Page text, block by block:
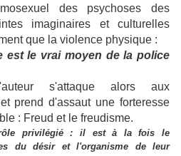
des psychoses des
imaginaires et culturelles
que la violence physique :
est le vrai moyen de la police
s'attaque alors aux
prend d'assaut une forteresse
: Freud et le freudisme.
privilégié : il est à la fois le
du désir et l'organisme de leur